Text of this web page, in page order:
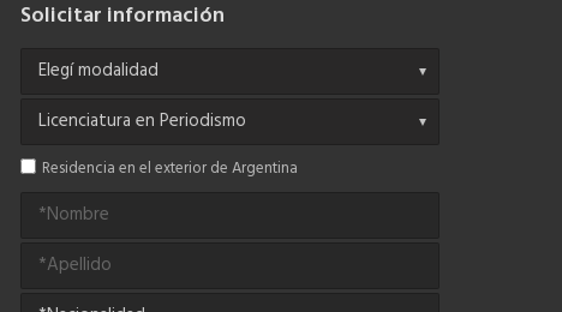
Solicitar información
Residencia en el exterior de Argentina